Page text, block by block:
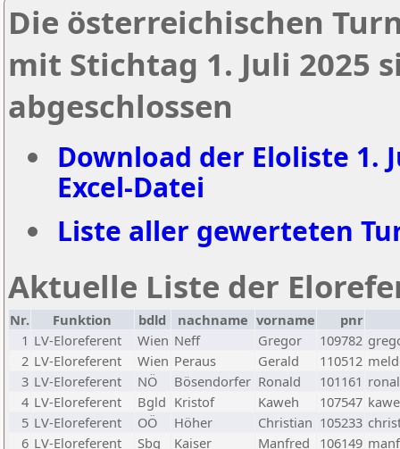
Die österreichischen
mit Stichtag 1. Juli 2025
abgeschlossen
Download der Eloliste 1.
Excel-Datei
Liste aller gewerteten
Aktuelle Liste der
Nr. Funktion bdld nachname vorname
pnr
1 LV-Eloreferent Wien Neff Gregor 109782
2 LV-Eloreferent Wien Peraus Gerald 110512
3 LV-Eloreferent NÖ Bösendorfer Ronald 101161
4 LV-Eloreferent Bgld Kristof Kaweh 107547
5 LV-Eloreferent OÖ Höher Christian 105233
6 LV-Eloreferent Sbg Kaiser Manfred 106149